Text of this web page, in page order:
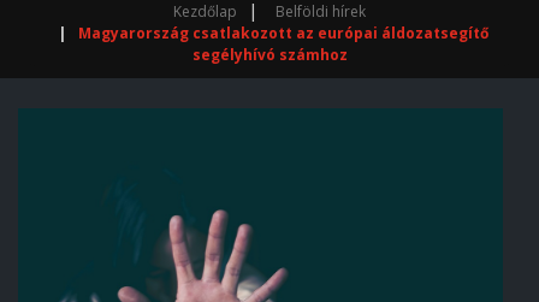
Kezdőlap
Belföldi hírek
Magyarország csatlakozott az európai áldozatsegítő
segélyhívó számhoz